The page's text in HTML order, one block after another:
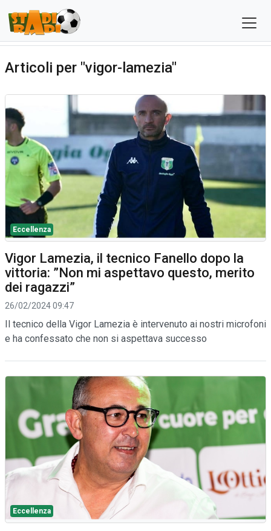
Articoli per "vigor-lamezia"
Eccellenza
Vigor Lamezia, il tecnico Fanello dopo la
vittoria: ”Non mi aspettavo questo, merito
dei ragazzi”
26/02/2024 09:47
Il tecnico della Vigor Lamezia è intervenuto ai nostri microfoni
e ha confessato che non si aspettava successo
Eccellenza